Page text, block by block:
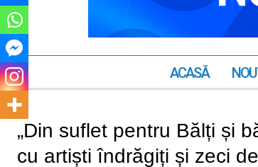
ACASĂ
„Din suflet pentru Bălți și
cu artiști îndrăgiți și zeci